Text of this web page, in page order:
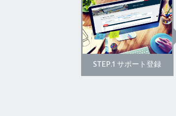
STEP.1 サポート登録